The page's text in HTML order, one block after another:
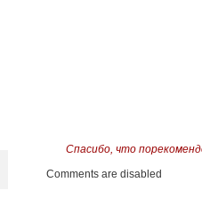
Спасибо, что
Comments are disabled